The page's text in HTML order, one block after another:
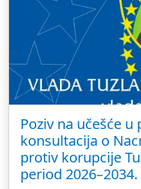
Poziv na učešće
konsultacija o
protiv korupcije
period